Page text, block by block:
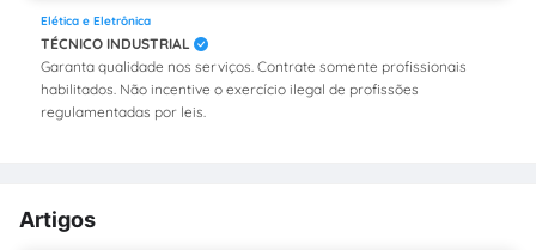
Elética e Eletrônica
TÉCNICO INDUSTRIAL
Garanta qualidade nos serviços. Contrate somente profissionais
habilitados. Não incentive o exercício ilegal de profissões
regulamentadas por leis.
Artigos